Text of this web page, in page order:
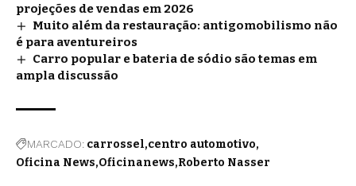
projeções de vendas em 2026
Muito além da restauração: antigomobilismo não
é para aventureiros
Carro popular e bateria de sódio são temas em
ampla discussão
MARCADO: carrossel centro automotivo
Oficina News Oficinanews Roberto Nasser